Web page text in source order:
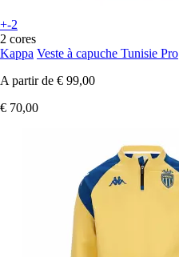
+-2
2 cores
Kappa Veste à capuche Tunisie Pro
A partir de € 99,00
€ 70,00